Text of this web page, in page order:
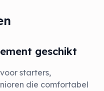
geschikt
starters,
die comfortabel